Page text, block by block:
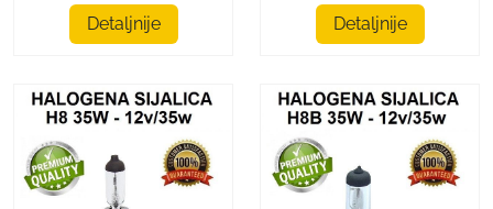
Detaljnije Detaljnije